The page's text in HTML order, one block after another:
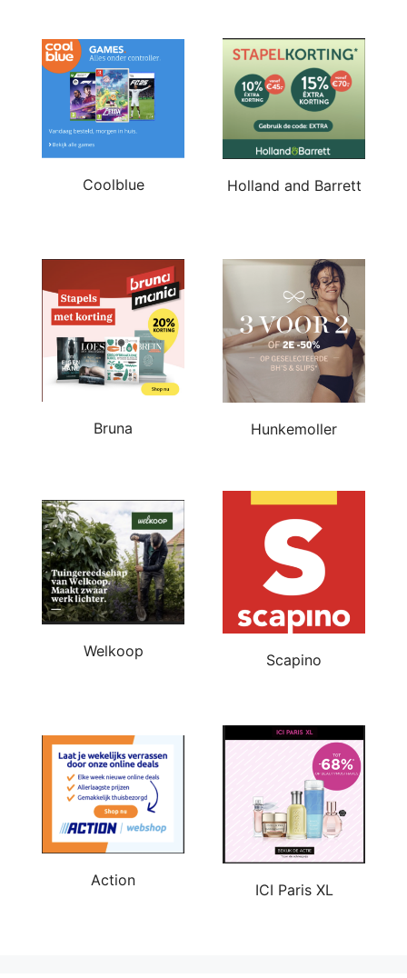
Coolblue Holland and Barrett
Bruna Hunkemoller
Welkoop
Scapino
Action
ICI Paris XL